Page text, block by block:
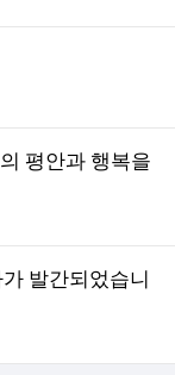
평안과 행복을
발간되었습니